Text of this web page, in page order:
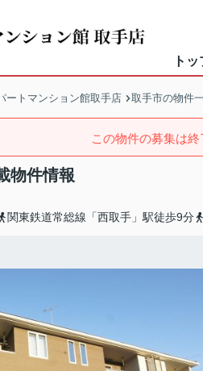
トッ
ートマンション館取手店 取手市の物件
この物件の募集は終
物件情報
関東鉄道常総線「西取手」駅徒歩9分